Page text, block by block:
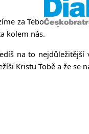
za Tebou a je
kolem nás.
na to
Kristu Tobě a že se